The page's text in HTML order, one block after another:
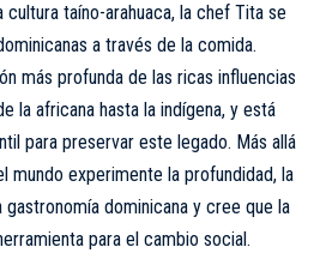
taíno-arahuaca, la chef Tita se
a través de la comida.
más profunda de las ricas influencias
la africana hasta la indígena, y está
para preservar este legado. Más allá
mundo experimente la profundidad, la
dominicana y cree que la
para el cambio social.